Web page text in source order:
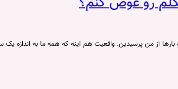
از من پرسیدین. واقعیت هم اینه که همه ما به اندازه